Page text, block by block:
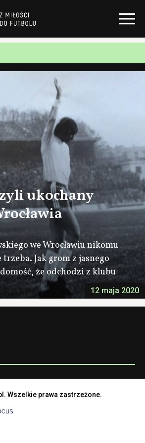
12 maja 2020
ukochany
we Wrocławiu nikomu
Jak grom z jasnego
że odchodzi z klubu
Wszelkie prawa zastrzeżone.